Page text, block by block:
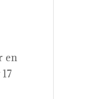
en